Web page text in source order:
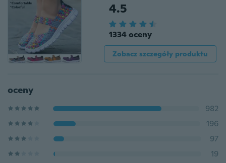
4.5
1334 oceny
Zobacz szczegóły produktu
oceny
982
196
97
19